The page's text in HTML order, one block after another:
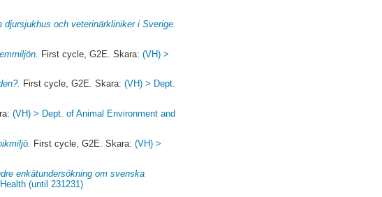
och veterinärkliniker i Sverige.
First cycle, G2E. Skara:(VH) >
First cycle, G2E. Skara:(VH) > Dept.
(VH) > Dept. of Animal Environment and
First cycle, G2E. Skara:(VH) >
enkätundersökning om svenska
(until 231231)